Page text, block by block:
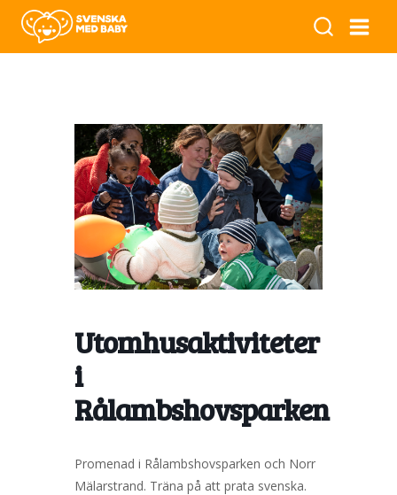
Utomhusaktiviteter
i
Rålambshovsparken
Promenad i Rålambshovsparken och Norr
Mälarstrand. Träna på att prata svenska.